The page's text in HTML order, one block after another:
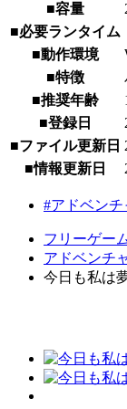
■容量
■必要ランタイム
■動作環境
■特徴
■推奨年齢
■登録日
■ファイル更新日
■情報更新日
#アドベンチ
フリーゲー
アドベンチ
今日も私は